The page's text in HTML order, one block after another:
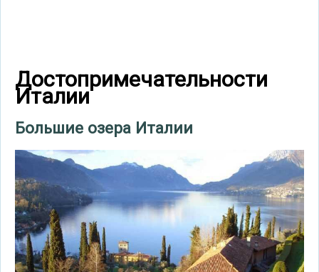
Достопримечательности
Италии
Большие озера Италии